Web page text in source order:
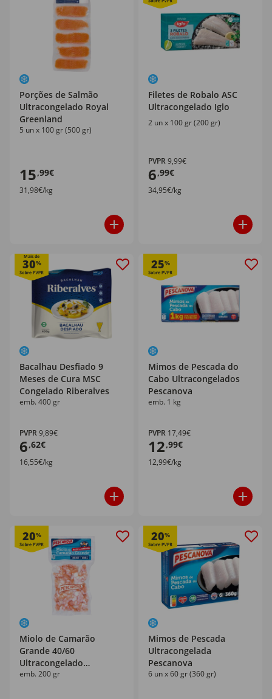
Porções de Salmão
Ultracongelado Royal
Greenland
5 un x 100 gr (500 gr)
15,99€
31,98€/kg
Filetes de Robalo ASC
Ultracongelado Iglo
2 un x 100 gr (200 gr)
PVPR9,99€
6,99€
34,95€/kg
Mais de
30%
Bacalhau Desfiado 9
Meses de Cura MSC
Congelado Riberalves
emb. 400 gr
PVPR9,89€
6,62€
16,55€/kg
25%
Mimos de Pescada do
Cabo Ultracongelados
Pescanova
emb. 1 kg
PVPR 17,49€
12,99€
12,99€/kg
20%
Miolo de Camarão
Grande 40/60
Ultracongelado
Pescanova
emb. 200 gr
20%
Mimos de Pescada
Ultracongelada
Pescanova
6 un x 60 gr (360 gr)